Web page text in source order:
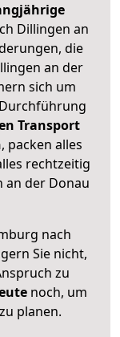
Dillingen an
die
an der
sich um
Transport
, packen alles
rechtzeitig
an der Donau
nach
Sie nicht,
zu
noch, um
zu planen.